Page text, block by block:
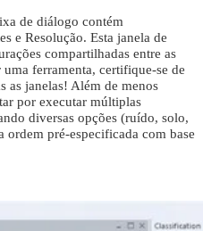
de diálogo contém
e Resolução. Esta janela de
compartilhadas entre as
ferramenta, certifique-se de
as janelas! Além de menos
por executar múltiplas
diversas opções (ruído, solo,
ordem pré-especificada com base